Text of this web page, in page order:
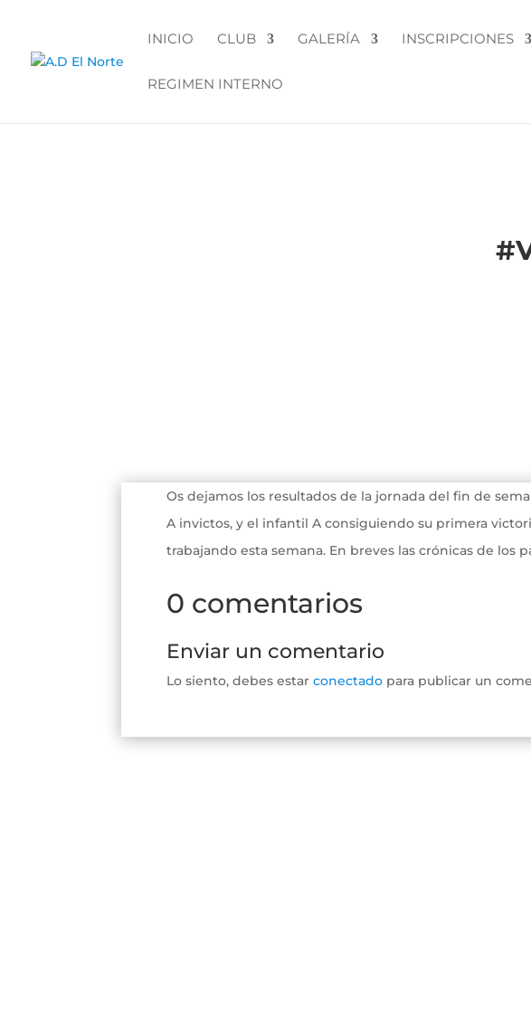
INICIO CLUB GALERÍA INSCRIPCIONES
REGIMEN INTERNO
#
Os dejamos los resultados de la jornada del fin de
A invictos, y el infantil A consiguiendo su primera
trabajando esta semana. En breves las crónicas de los
0 comentarios
Enviar un comentario
Lo siento, debes estarconectado para publicar un